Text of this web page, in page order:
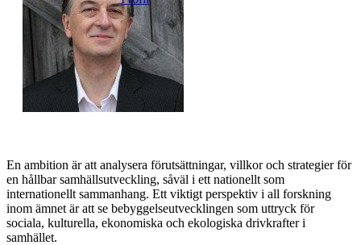
En ambition är att analysera förutsättningar, villkor och strategier för
en hållbar samhällsutveckling, såväl i ett nationellt som
internationellt sammanhang. Ett viktigt perspektiv i all forskning
inom ämnet är att se bebyggelseutvecklingen som uttryck för
sociala, kulturella, ekonomiska och ekologiska drivkrafter i
samhället.